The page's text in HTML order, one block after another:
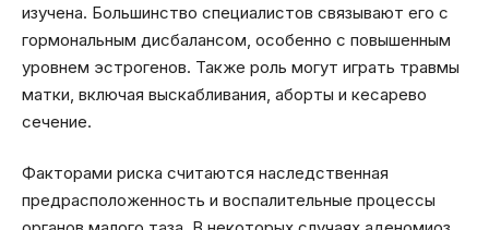
изучена. Большинство специалистов связывают его с
гормональным дисбалансом, особенно с повышенным
уровнем эстрогенов. Также роль могут играть травмы
матки, включая выскабливания, аборты и кесарево
сечение.
Факторами риска считаются наследственная
предрасположенность и воспалительные процессы